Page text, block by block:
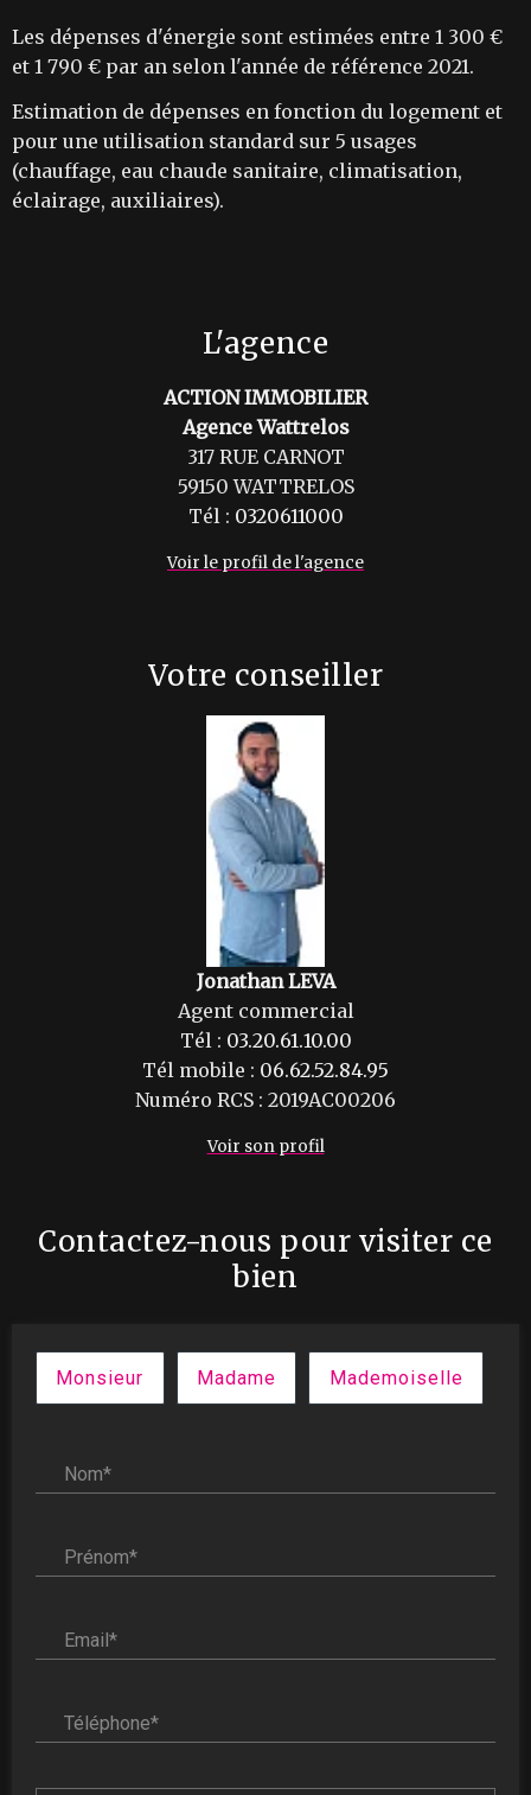
Les dépenses d'énergie sont estimées entre 1 300 €
et 1 790 € par an selon l'année de référence 2021.
Estimation de dépenses en fonction du logement et
pour une utilisation standard sur 5 usages
(chauffage, eau chaude sanitaire, climatisation,
éclairage, auxiliaires).
L'agence
ACTION IMMOBILIER
Agence Wattrelos
317 RUE CARNOT
59150 WATTRELOS
Tél : 0320611000
Voir le profil de l'agence
Votre conseiller
Jonathan LEVA
Agent commercial
Tél : 03.20.61.10.00
Tél mobile : 06.62.52.84.95
Numéro RCS : 2019AC00206
Voir son profil
Contactez-nous pour visiter ce
bien
Civilité :
Monsieur Madame Mademoiselle